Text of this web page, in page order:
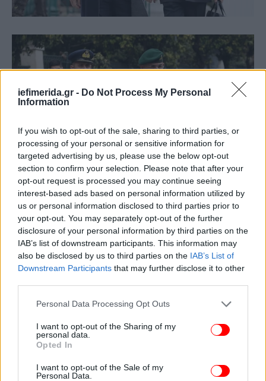
iefimerida.gr - Do Not Process My Personal
Information
If you wish to opt-out of the sale, sharing to third parties, or
processing of your personal or sensitive information for
targeted advertising by us, please use the below opt-out
section to confirm your selection. Please note that after your
opt-out request is processed you may continue seeing
interest-based ads based on personal information utilized by
us or personal information disclosed to third parties prior to
your opt-out. You may separately opt-out of the further
disclosure of your personal information by third parties on the
IAB’s list of downstream participants. This information may
also be disclosed by us to third parties on the IAB’s List of
Downstream Participants that may further disclose it to other
Please note that this website/app uses one or more Google
not limited to your visit or usage behaviour. You may click to
grant or deny consent to Google and its third-party tags to
use your data for below specified purposes in below Google
consent section.
Personal Data Processing Opt Outs
I want to opt-out of the Sharing of my
personal data.
Opted In
I want to opt-out of the Sale of my
Personal Data.